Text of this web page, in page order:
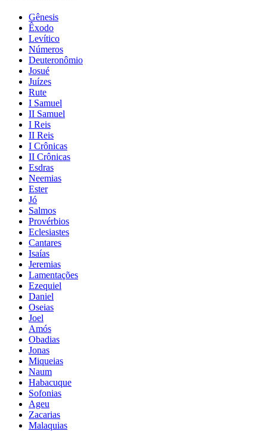
Gênesis
Êxodo
Levítico
Números
Deuteronômio
Josué
Juízes
Rute
I Samuel
II Samuel
I Reis
II Reis
I Crônicas
II Crônicas
Esdras
Neemias
Ester
Jó
Salmos
Provérbios
Eclesiastes
Cantares
Isaías
Jeremias
Lamentações
Ezequiel
Daniel
Oseias
Joel
Amós
Obadias
Jonas
Miqueias
Naum
Habacuque
Sofonias
Ageu
Zacarias
Malaquias